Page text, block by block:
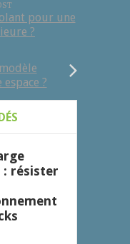
pour une
?
?
: résister